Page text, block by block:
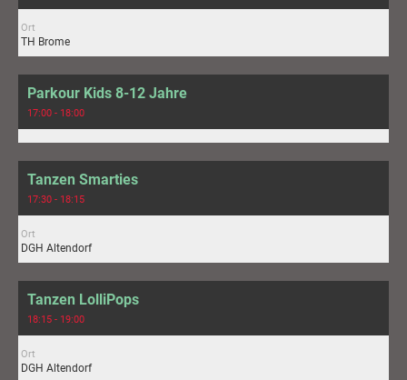
Ort
TH Brome
Parkour Kids 8-12 Jahre
17:00 - 18:00
Tanzen Smarties
17:30 - 18:15
Ort
DGH Altendorf
Tanzen LolliPops
18:15 - 19:00
Ort
DGH Altendorf